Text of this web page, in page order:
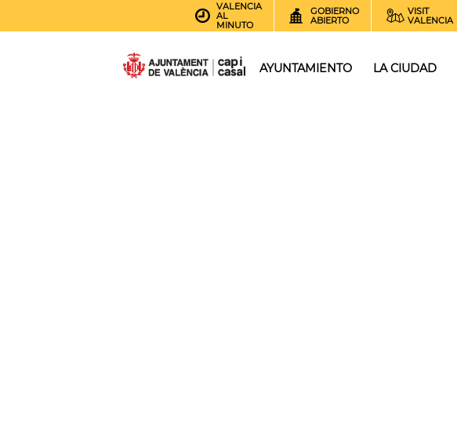
VALENCIA
AL
MINUTO
GOBIERNO
ABIERTO
VISIT
VALENCIA
AYUNTAMIENTO LA CIUDAD